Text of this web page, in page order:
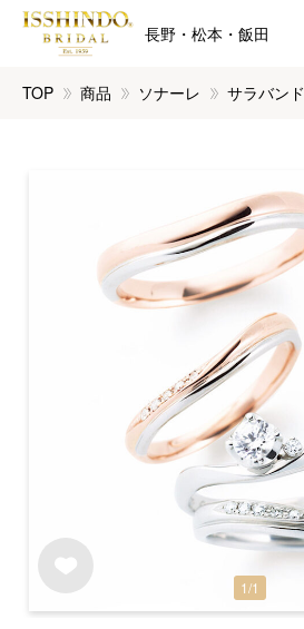
長野・松本・飯田
TOP 商品 ソナーレ サラバンド
1/1